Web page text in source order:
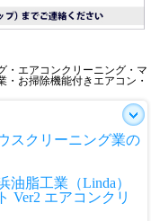
・エアコンクリーニング・マ
お掃除機能付きエアコン・
スクリーニング業の
脂工業（Linda）
Ver2 エアコンクリ